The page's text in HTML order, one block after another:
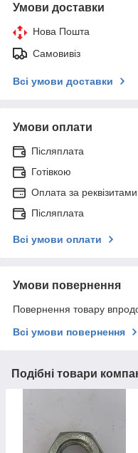
Умови доставки
Нова Пошта
Самовивіз
Всі умови доставки
Умови оплати
Післяплата
Готівкою
Оплата за реквізитами
Післяплата
Всі умови оплати
Умови повернення
Повернення товару
Всі умови повернення
Подібні товари